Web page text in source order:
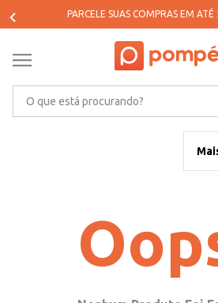
PARCELE SUAS COMPRAS EM